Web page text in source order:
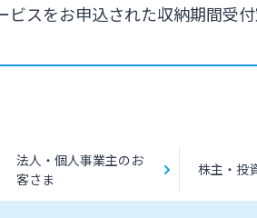
スをお申込された収納期間受
法人・個人事業主のお
客さま
株主・投